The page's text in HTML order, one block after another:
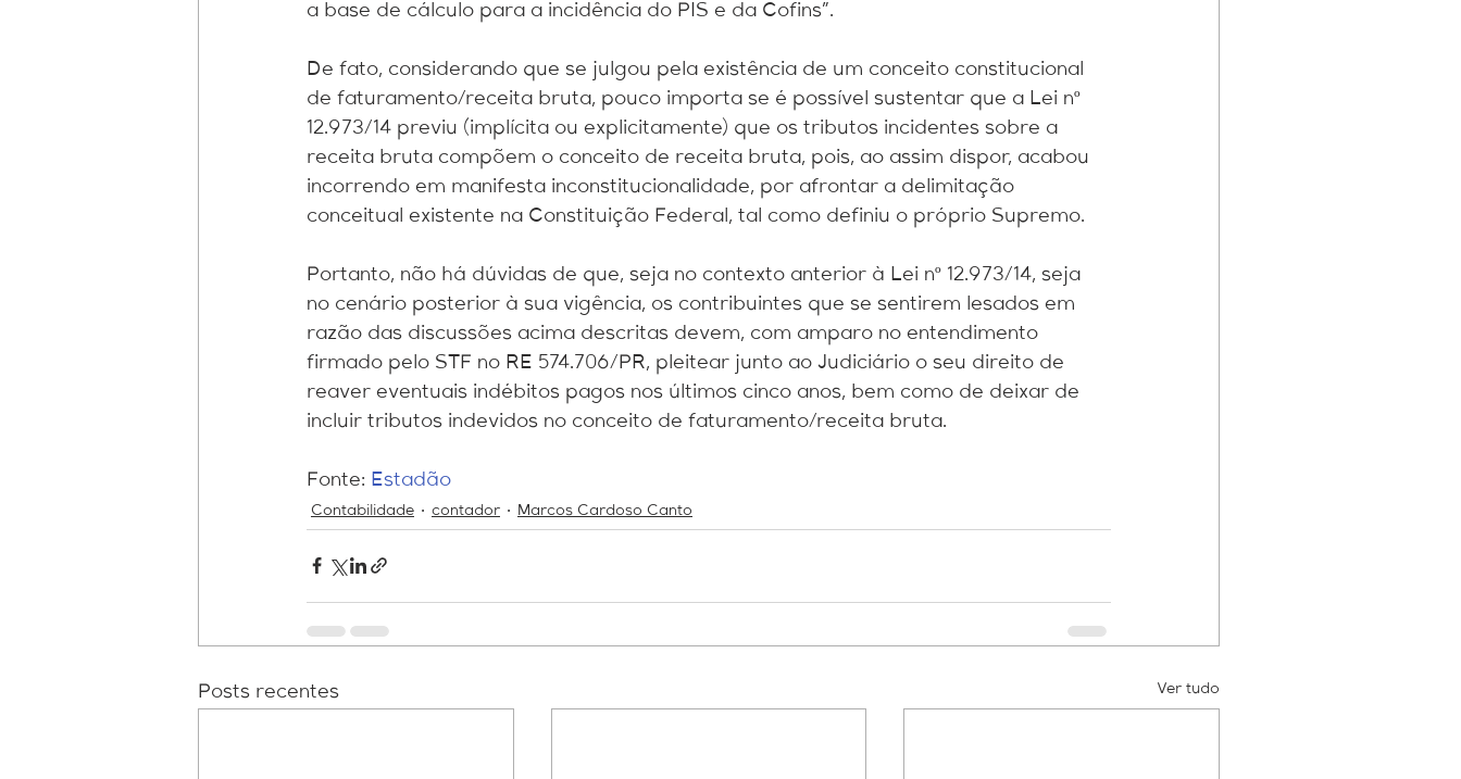
a base de cálculo para a incidência do PIS e da Cofins”.
De fato, considerando que se julgou pela existência de um conceito constitucional
de faturamento/receita bruta, pouco importa se é possível sustentar que a Lei nº
12.973/14 previu (implícita ou explicitamente) que os tributos incidentes sobre a
receita bruta compõem o conceito de receita bruta, pois, ao assim dispor, acabou
incorrendo em manifesta inconstitucionalidade, por afrontar a delimitação
conceitual existente na Constituição Federal, tal como definiu o próprio Supremo.
Portanto, não há dúvidas de que, seja no contexto anterior à Lei nº 12.973/14, seja
no cenário posterior à sua vigência, os contribuintes que se sentirem lesados em
razão das discussões acima descritas devem, com amparo no entendimento
firmado pelo STF no RE 574.706/PR, pleitear junto ao Judiciário o seu direito de
reaver eventuais indébitos pagos nos últimos cinco anos, bem como de deixar de
incluir tributos indevidos no conceito de faturamento/receita bruta.
Fonte: Estadão
Contabilidade contador Marcos Cardoso Canto
Posts recentes Ver tudo